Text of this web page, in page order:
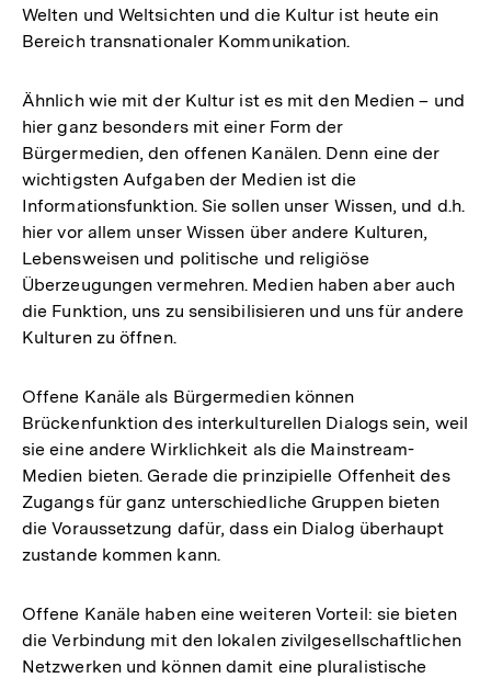
Welten und Weltsichten und die Kultur ist heute ein
Bereich transnationaler Kommunikation.
Ähnlich wie mit der Kultur ist es mit den Medien – und
hier ganz besonders mit einer Form der
Bürgermedien, den offenen Kanälen. Denn eine der
wichtigsten Aufgaben der Medien ist die
Informationsfunktion. Sie sollen unser Wissen, und d.h.
hier vor allem unser Wissen über andere Kulturen,
Lebensweisen und politische und religiöse
Überzeugungen vermehren. Medien haben aber auch
die Funktion, uns zu sensibilisieren und uns für andere
Kulturen zu öffnen.
Offene Kanäle als Bürgermedien können
Brückenfunktion des interkulturellen Dialogs sein, weil
sie eine andere Wirklichkeit als die Mainstream-
Medien bieten. Gerade die prinzipielle Offenheit des
Zugangs für ganz unterschiedliche Gruppen bieten
die Voraussetzung dafür, dass ein Dialog überhaupt
zustande kommen kann.
Offene Kanäle haben eine weiteren Vorteil: sie bieten
die Verbindung mit den lokalen zivilgesellschaftlichen
Netzwerken und können damit eine pluralistische